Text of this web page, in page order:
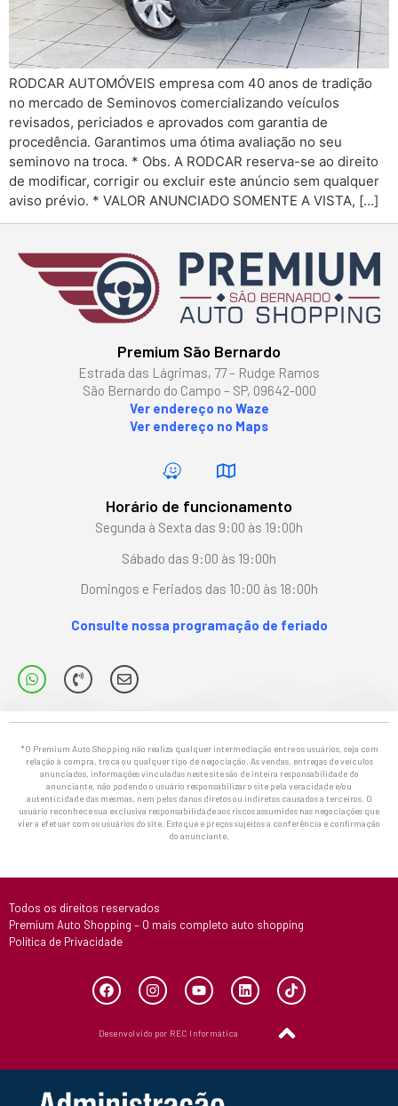
RODCAR AUTOMÓVEIS empresa com 40 anos de tradição
no mercado de Seminovos comercializando veículos
revisados, periciados e aprovados com garantia de
procedência. Garantimos uma ótima avaliação no seu
seminovo na troca. * Obs. A RODCAR reserva-se ao direito
de modificar, corrigir ou excluir este anúncio sem qualquer
aviso prévio. * VALOR ANUNCIADO SOMENTE A VISTA, […]
Premium São Bernardo
Estrada das Lágrimas, 77 – Rudge Ramos
São Bernardo do Campo – SP, 09642-000
Ver endereço no Waze
Ver endereço no Maps
Horário de funcionamento
Segunda à Sexta das 9:00 às 19:00h
Sábado das 9:00 às 19:00h
Domingos e Feriados das 10:00 às 18:00h
Consulte nossa programação de feriado
*O Premium Auto Shopping não realiza qualquer intermediação entre os usuários, seja com
relação à compra, troca ou qualquer tipo de negociação. As vendas, entregas de veículos
anunciados, informações vinculadas neste site são de inteira responsabilidade do
anunciante, não podendo o usuário responsabilizar o site pela veracidade e/ou
autenticidade das mesmas, nem pelos danos diretos ou indiretos causados a terceiros. O
usuário reconhece sua exclusiva responsabilidade aos riscos assumidos nas negociações que
vier a efetuar com os usuários do site. Estoque e preços sujeitos a conferência e confirmação
do anunciante.
Todos os direitos reservados
Premium Auto Shopping – O mais completo auto shopping
Política de Privacidade
Desenvolvido por REC Informática